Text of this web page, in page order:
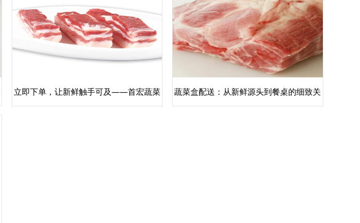
立即下单，让新鲜触手可及——首宏蔬菜 蔬菜盒配送：从新鲜源头到餐桌的细致关